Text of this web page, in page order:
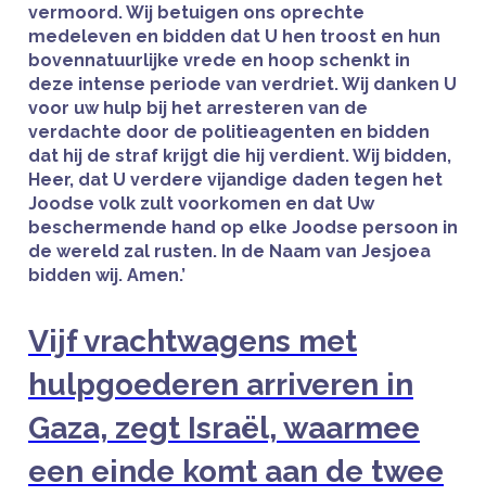
vermoord. Wij betuigen ons oprechte
medeleven en bidden dat U hen troost en hun
bovennatuurlijke vrede en hoop schenkt in
deze intense periode van verdriet. Wij danken U
voor uw hulp bij het arresteren van de
verdachte door de politieagenten en bidden
dat hij de straf krijgt die hij verdient. Wij bidden,
Heer, dat U verdere vijandige daden tegen het
Joodse volk zult voorkomen en dat Uw
beschermende hand op elke Joodse persoon in
de wereld zal rusten. In de Naam van Jesjoea
bidden wij. Amen.’
Vijf vrachtwagens met
hulpgoederen arriveren in
Gaza, zegt Israël, waarmee
een einde komt aan de twee